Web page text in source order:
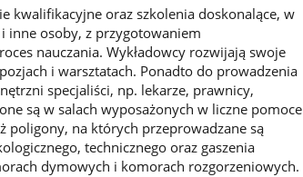
kwalifikacyjne oraz szkolenia doskonalące, w
inne osoby, z przygotowaniem
nauczania. Wykładowcy rozwijają swoje
i warsztatach. Ponadto do prowadzenia
specjaliści, np. lekarze, prawnicy,
są w salach wyposażonych w liczne pomoce
poligony, na których przeprowadzane są
technicznego oraz gaszenia
dymowych i komorach rozgorzeniowych.